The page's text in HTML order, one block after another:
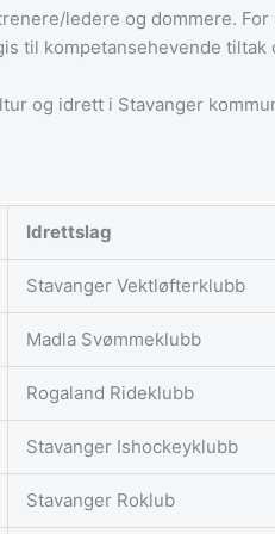
ledere og dommere.
til kompetansehevende
og idrett i Stavanger
Idrettslag
Stavanger Vektløfterklubb
Madla Svømmeklubb
Rogaland Rideklubb
Stavanger Ishockeyklubb
Stavanger Roklub